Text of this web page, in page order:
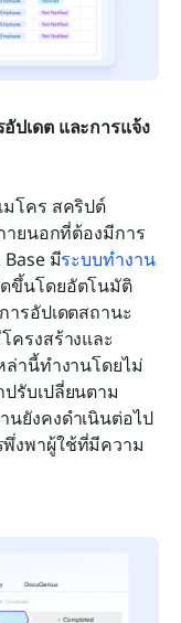
ปเดต และการแจ้ง
ายนอกที่ต้องมีการ
มีระบบทำงาน
ดขึ้นโดยอัตโนมัติ
ารอัปเดตสถานะ
ครงสร้างและ
ล่านี้ทำงานโดยไม่
รับเปลี่ยนตาม
นยังคงดำเนินต่อไป
งพาผู้ใช้ที่มีความ